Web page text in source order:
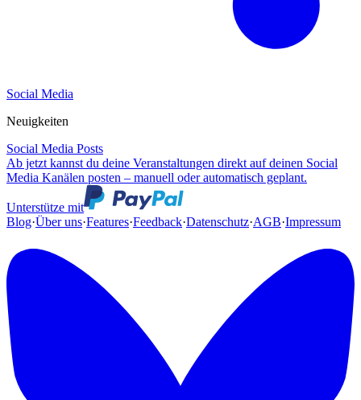
Social Media
Neuigkeiten
Social Media Posts
Ab jetzt kannst du deine Veranstaltungen direkt auf deinen Social
Media Kanälen posten – manuell oder automatisch geplant.
Unterstütze mit
Blog·Über uns·Features·Feedback·Datenschutz·AGB·Impressum